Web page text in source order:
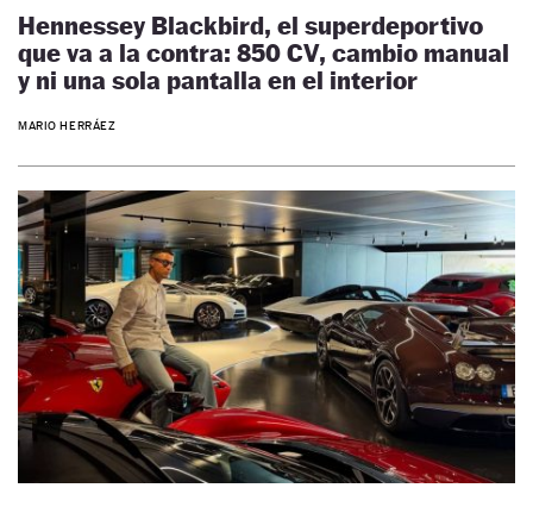
Hennessey Blackbird, el superdeportivo
que va a la contra: 850 CV, cambio manual
y ni una sola pantalla en el interior
MARIO HERRÁEZ